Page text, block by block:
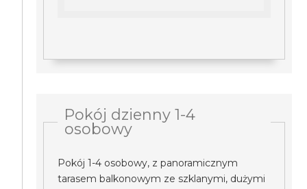
Pokój dzienny 1-4
osobowy
Pokój 1-4 osobowy, z panoramicznym
tarasem balkonowym ze szklanymi, dużymi